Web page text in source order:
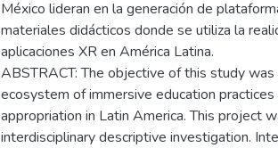
México lideran en la generación de
materiales didácticos donde se utiliza la
aplicaciones XR en América Latina.
ABSTRACT: The objective of this study
ecosystem of immersive education
appropriation in Latin America. This project
interdisciplinary descriptive investigation.